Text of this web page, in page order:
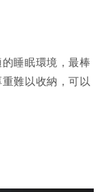
睡眠環境，最棒
難以收納，可以